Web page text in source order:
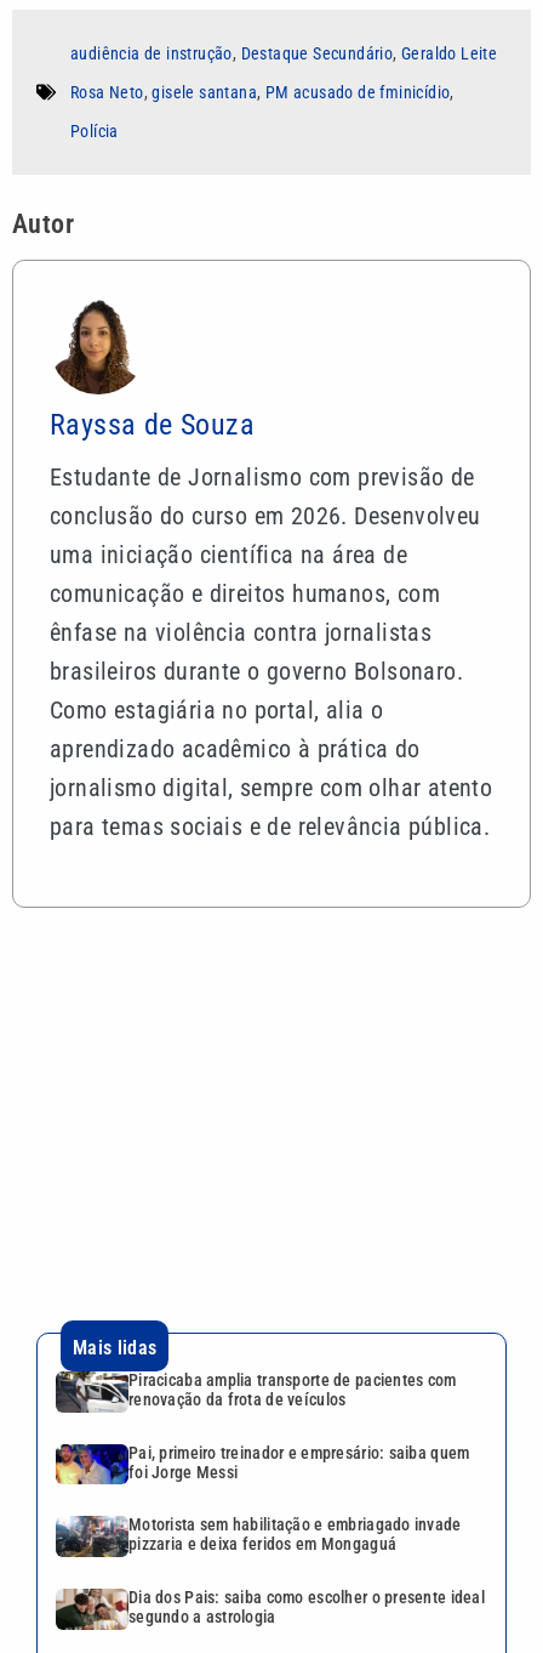
audiência de instrução, Destaque Secundário,Geraldo Leite
Rosa Neto,gisele santana, PM acusado de fminicídio,
Polícia
Autor
Rayssa de Souza
Estudante de Jornalismo com previsão de
conclusão do curso em 2026. Desenvolveu
uma iniciação científica na área de
comunicação e direitos humanos, com
ênfase na violência contra jornalistas
brasileiros durante o governo Bolsonaro.
Como estagiária no portal, alia o
aprendizado acadêmico à prática do
jornalismo digital, sempre com olhar atento
para temas sociais e de relevância pública.
Desafio Teleton revela kit completo e abre
doações nesta segunda-feira; veja como participar
VEJA TAMBÉM
Motorista sem habilitação e